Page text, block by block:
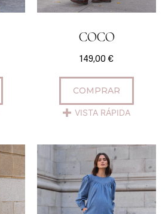
COCO
149,00€
COMPRAR
VISTA RÁPIDA